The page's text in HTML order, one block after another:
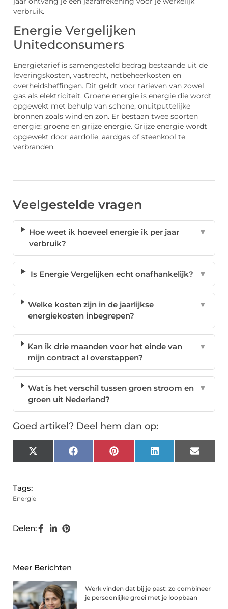
verbruik.
Energie Vergelijken
Unitedconsumers
Energietarief is samengesteld bedrag bestaande uit de
leveringskosten, vastrecht, netbeheerkosten en
overheidsheffingen. Dit geldt voor tarieven van zowel
gas als elektriciteit. Groene energie is energie die wordt
opgewekt met behulp van schone, onuitputtelijke
bronnen zoals wind en zon. Er bestaan twee soorten
energie: groene en grijze energie. Grijze energie wordt
opgewekt door aardolie, aardgas of steenkool te
verbranden.
Veelgestelde vragen
Hoe weet ik hoeveel energie ik per jaar
verbruik?
▼
Is Energie Vergelijken echt onafhankelijk? ▼
Welke kosten zijn in de jaarlijkse
energiekosten inbegrepen?
▼
Kan ik drie maanden voor het einde van
mijn contract al overstappen?
▼
Wat is het verschil tussen groen stroom en
groen uit Nederland?
▼
Goed artikel? Deel hem dan op:
X
(Twitter)
FacebookPinterest LinkedIn Email
Tags:
Energie
Delen:
Meer Berichten
Werk vinden dat bij je past: zo combineer
je persoonlijke groei met je loopbaan